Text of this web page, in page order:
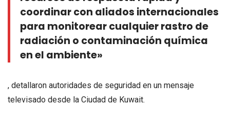
coordinar con aliados internacionales
para monitorear cualquier rastro de
radiación o contaminación química
en el ambiente»
, detallaron autoridades de seguridad en un mensaje
televisado desde la Ciudad de Kuwait.